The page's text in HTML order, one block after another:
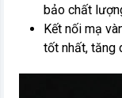
bảo chất
Kết nối mạ
tốt nhất, tăng